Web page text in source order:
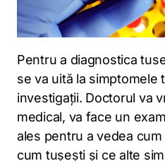
Pentru a diagnostica
se va uită la simptomele
investigații. Doctorul va
medical, va face un
ales pentru a vedea
cum tușești și ce alte